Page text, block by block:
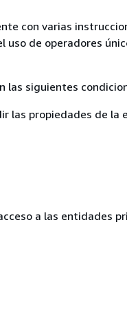
con varias
de operadores
las siguientes
las propiedades de la
a las entidades